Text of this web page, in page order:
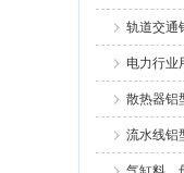
轨道交通
电力行业
散热器铝
流水线铝